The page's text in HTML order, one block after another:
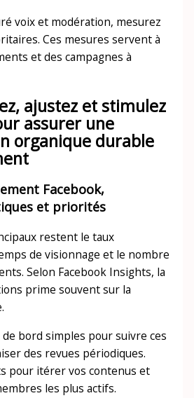
voix et modération, mesurez
Ces mesures servent à
et des campagnes à
ajustez et stimulez
assurer une
organique durable
Facebook,
et priorités
restent le taux
de visionnage et le nombre
Selon Facebook Insights, la
prime souvent sur la
bord simples pour suivre ces
des revues périodiques.
pour itérer vos contenus et
les plus actifs.